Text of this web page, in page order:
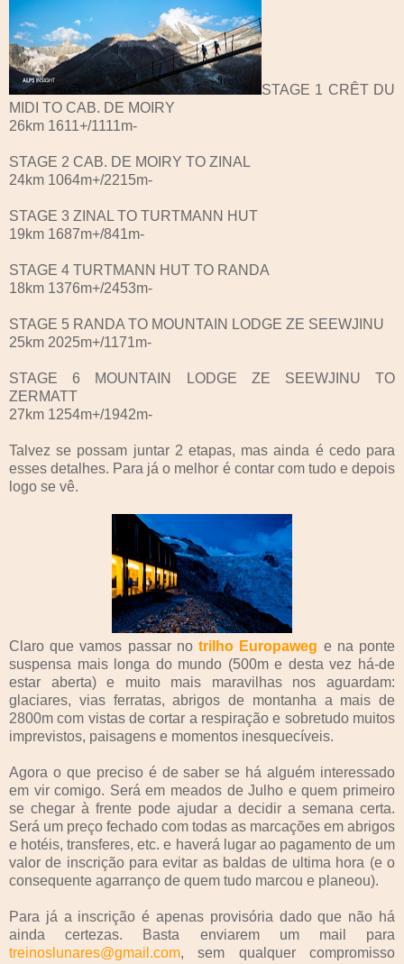
STAGE 1 CRÊT DU
MIDI TO CAB. DE MOIRY
26km 1611+/1111m-
STAGE 2 CAB. DE MOIRY TO ZINAL
24km 1064m+/2215m-
STAGE 3 ZINAL TO TURTMANN HUT
19km 1687m+/841m-
STAGE 4 TURTMANN HUT TO RANDA
18km 1376m+/2453m-
STAGE 5 RANDA TO MOUNTAIN LODGE ZE SEEWJINU
25km 2025m+/1171m-
STAGE 6 MOUNTAIN LODGE ZE SEEWJINU TO
ZERMATT
27km 1254m+/1942m-
Talvez se possam juntar 2 etapas, mas ainda é cedo para
esses detalhes. Para já o melhor é contar com tudo e depois
logo se vê.
Claro que vamos passar notrilho Europaweg e na ponte
suspensa mais longa do mundo (500m e desta vez há-de
estar aberta) e muito mais maravilhas nos aguardam:
glaciares, vias ferratas, abrigos de montanha a mais de
2800m com vistas de cortar a respiração e sobretudo muitos
imprevistos, paisagens e momentos inesquecíveis.
Agora o que preciso é de saber se há alguém interessado
em vir comigo. Será em meados de Julho e quem primeiro
se chegar à frente pode ajudar a decidir a semana certa.
Será um preço fechado com todas as marcações em abrigos
e hotéis, transferes, etc. e haverá lugar ao pagamento de um
valor de inscrição para evitar as baldas de ultima hora (e o
consequente agarranço de quem tudo marcou e planeou).
Para já a inscrição é apenas provisória dado que não há
ainda certezas. Basta enviarem um mail para
treinoslunares@gmail.com, sem qualquer compromisso